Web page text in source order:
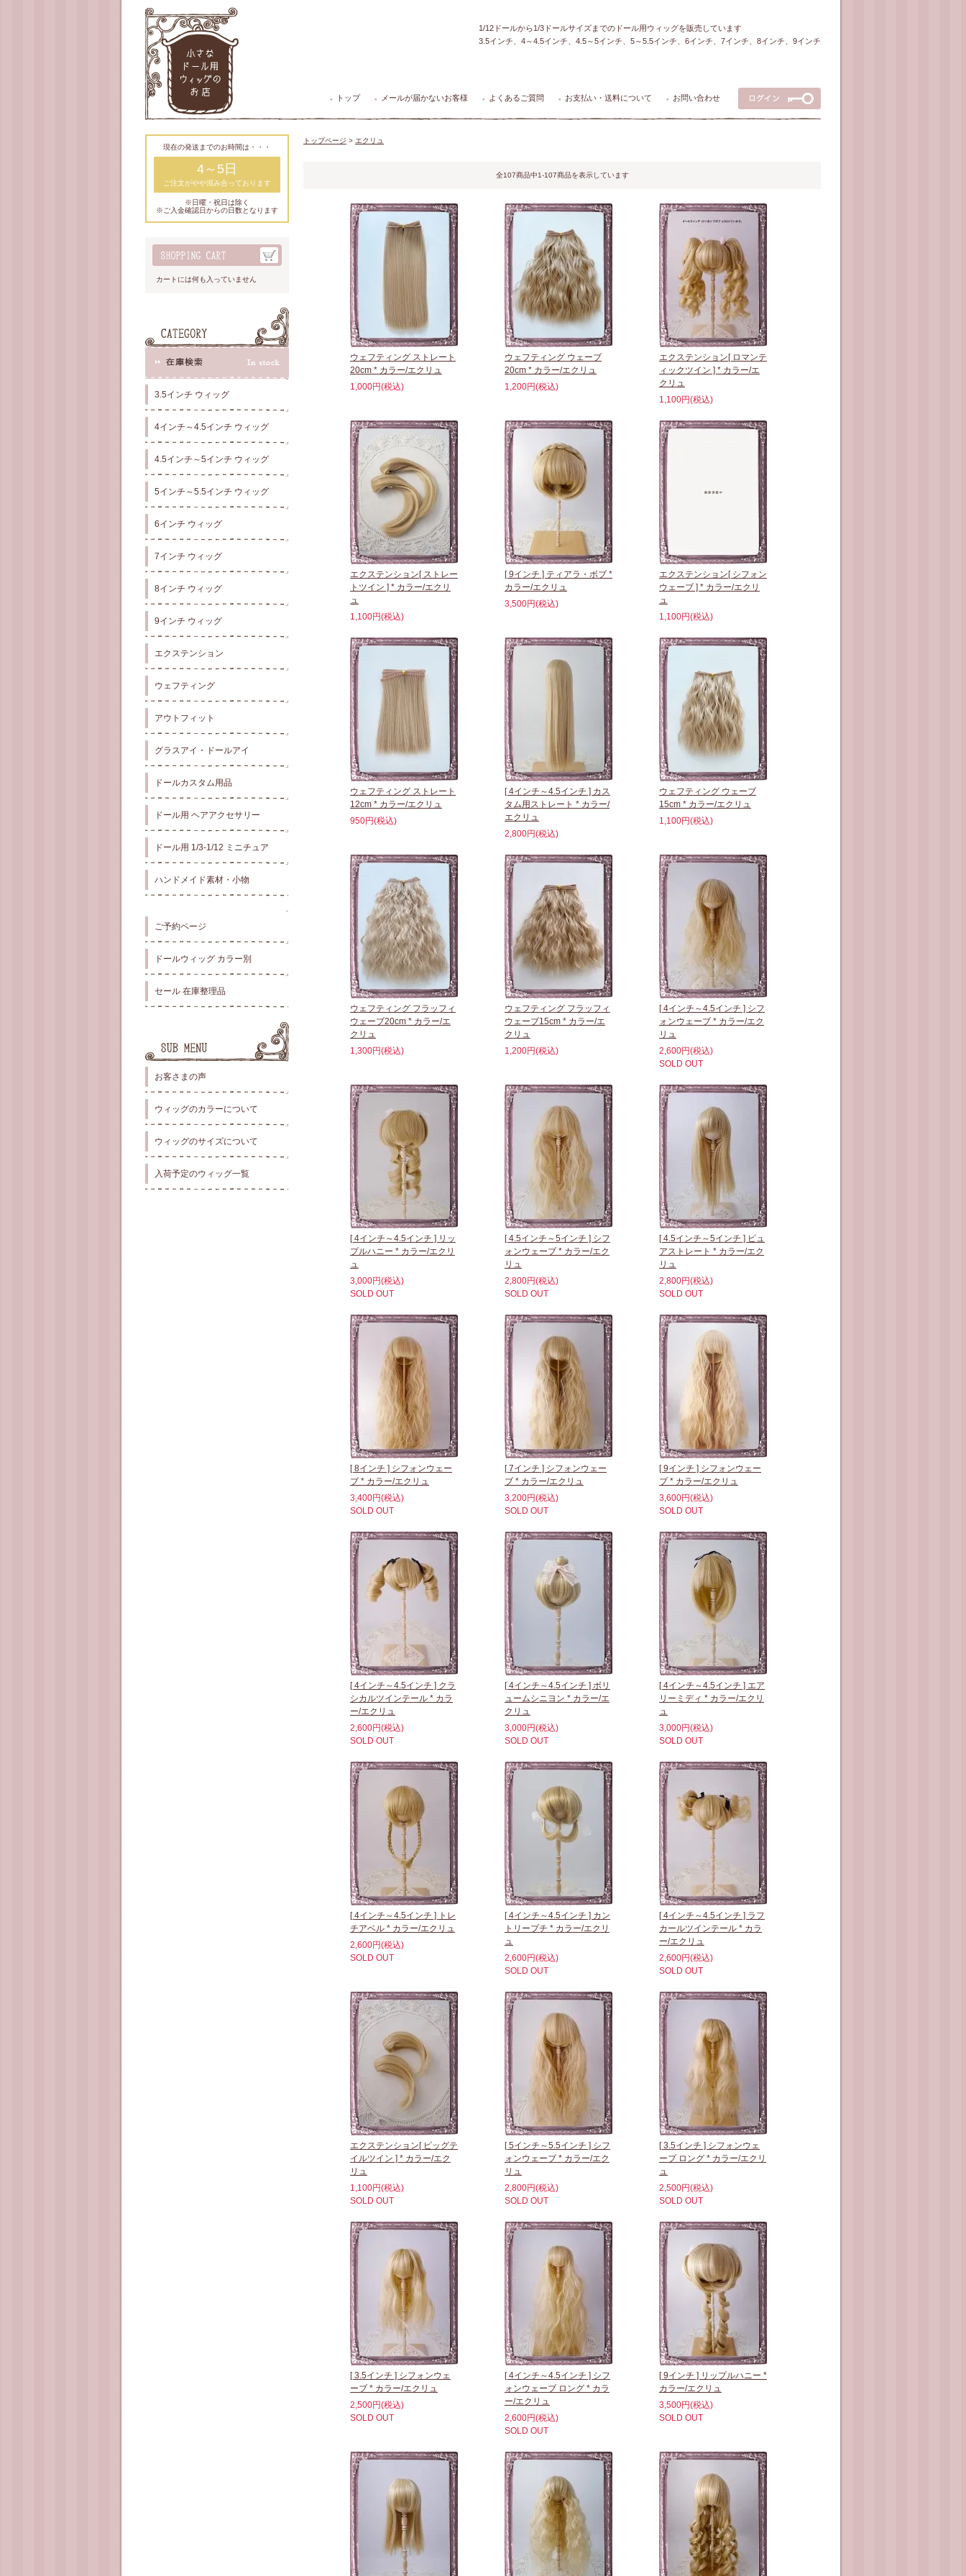
1/12ドールから1/3ドールサイズまでのドール用ウィッグを販売しています
3.5インチ、4～4.5インチ、4.5～5インチ、5～5.5インチ、6インチ、7インチ、8インチ、9インチ
● トップ ● メールが届かないお客様 ● よくあるご質問 ● お支払い・送料について ● お問い合わせ
現在の発送までのお時間は・・・
4～5日
ご注文がやや混み合っております
※日曜・祝日は除く
※ご入金確認日からの日数となります
カートには何も入っていません
3.5インチ ウィッグ
4インチ～4.5インチ ウィッグ
4.5インチ～5インチ ウィッグ
5インチ～5.5インチ ウィッグ
6インチ ウィッグ
7インチ ウィッグ
8インチ ウィッグ
9インチ ウィッグ
エクステンション
ウェフティング
アウトフィット
グラスアイ・ドールアイ
ドールカスタム用品
ドール用 ヘアアクセサリー
ドール用 1/3-1/12 ミニチュア
ハンドメイド素材・小物
ご予約ページ
ドールウィッグ カラー別
セール 在庫整理品
お客さまの声
ウィッグのカラーについて
ウィッグのサイズについて
入荷予定のウィッグ一覧
トップページ > エクリュ
全107商品中1-107商品を表示しています
ウェフティング ストレート
20cm * カラー/エクリュ
1,000円(税込)
ウェフティング ウェーブ
20cm * カラー/エクリュ
1,200円(税込)
エクステンション[ ロマンテ
ィックツイン ] * カラー/エ
クリュ
1,100円(税込)
エクステンション[ ストレー
トツイン ] * カラー/エクリ
ュ
1,100円(税込)
[ 9インチ ] ティアラ・ボブ *
カラー/エクリュ
3,500円(税込)
エクステンション[ シフォン
ウェーブ ] * カラー/エクリ
ュ
1,100円(税込)
ウェフティング ストレート
12cm * カラー/エクリュ
950円(税込)
[ 4インチ～4.5インチ ] カス
タム用ストレート * カラー/
エクリュ
2,800円(税込)
ウェフティング ウェーブ
15cm * カラー/エクリュ
1,100円(税込)
ウェフティング フラッフィ
ウェーブ20cm * カラー/エ
クリュ
1,300円(税込)
ウェフティング フラッフィ
ウェーブ15cm * カラー/エ
クリュ
1,200円(税込)
[ 4インチ～4.5インチ ] シフ
ォンウェーブ * カラー/エク
リュ
2,600円(税込)
SOLD OUT
[ 4インチ～4.5インチ ] リッ
プルハニー * カラー/エクリ
ュ
3,000円(税込)
SOLD OUT
[ 4.5インチ～5インチ ] シフ
ォンウェーブ * カラー/エク
リュ
2,800円(税込)
SOLD OUT
[ 4.5インチ～5インチ ] ピュ
アストレート * カラー/エク
リュ
2,800円(税込)
SOLD OUT
[ 8インチ ] シフォンウェー
ブ * カラー/エクリュ
3,400円(税込)
SOLD OUT
[ 7インチ ] シフォンウェー
ブ * カラー/エクリュ
3,200円(税込)
SOLD OUT
[ 9インチ ] シフォンウェー
ブ * カラー/エクリュ
3,600円(税込)
SOLD OUT
[ 4インチ～4.5インチ ] クラ
シカルツインテール * カラ
ー/エクリュ
2,600円(税込)
SOLD OUT
[ 4インチ～4.5インチ ] ボリ
ュームシニヨン * カラー/エ
クリュ
3,000円(税込)
SOLD OUT
[ 4インチ～4.5インチ ] エア
リーミディ * カラー/エクリ
ュ
3,000円(税込)
SOLD OUT
[ 4インチ～4.5インチ ] トレ
チアベル * カラー/エクリュ
2,600円(税込)
SOLD OUT
[ 4インチ～4.5インチ ] カン
トリープチ * カラー/エクリ
ュ
2,600円(税込)
SOLD OUT
[ 4インチ～4.5インチ ] ラフ
カールツインテール * カラ
ー/エクリュ
2,600円(税込)
SOLD OUT
エクステンション[ ピッグテ
イルツイン ] * カラー/エク
リュ
1,100円(税込)
SOLD OUT
[ 5インチ～5.5インチ ] シフ
ォンウェーブ * カラー/エク
リュ
2,800円(税込)
SOLD OUT
[ 3.5インチ ] シフォンウェ
ーブ ロング * カラー/エクリ
ュ
2,500円(税込)
SOLD OUT
[ 3.5インチ ] シフォンウェ
ーブ * カラー/エクリュ
2,500円(税込)
SOLD OUT
[ 4インチ～4.5インチ ] シフ
ォンウェーブ ロング * カラ
ー/エクリュ
2,600円(税込)
SOLD OUT
[ 9インチ ] リップルハニー *
カラー/エクリュ
3,500円(税込)
SOLD OUT